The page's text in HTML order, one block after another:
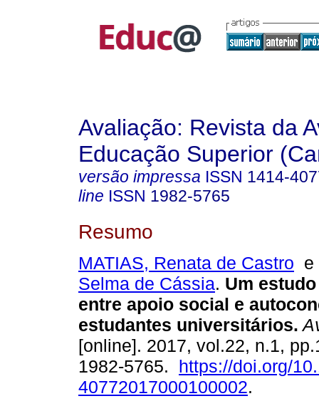
Avaliação: Revista da
Educação Superior
versão impressa ISSN 1414-
line ISSN 1982-5765
Resumo
MATIAS, Renata de Castro
Selma de Cássia. Um
entre apoio social e
estudantes universitários.
[online]. 2017, vol.22, n.1,
1982-5765. https://doi.org/
40772017000100002.